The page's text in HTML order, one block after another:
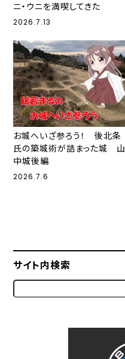
ニ・ウニを満喫してきた
2026.7.13
お城へいざ参ろう！ 後北条
氏の築城術が詰まった城 山
中城後編
2026.7.6
サイト内検索